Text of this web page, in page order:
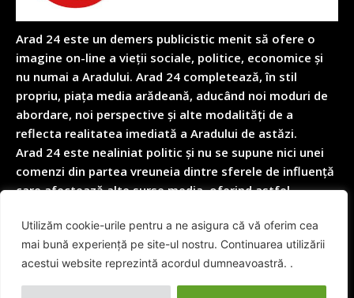
Utilizăm cookie-urile pentru a ne asigura că vă oferim cea
mai bună experiență pe site-ul nostru. Continuarea utilizării
acestui website reprezintă acordul dumneavoastră. .
Arad 24 este un demers publicistic menit să ofere o
imagine on-line a vieții sociale, politice, economice și
nu numai a Aradului. Arad 24 completează, în stil
propriu, piața media arădeană, aducând noi moduri de
abordare, noi perspective și alte modalități de a
reflecta realitatea imediată a Aradului de astăzi.
Arad 24 este nealiniat politic și nu se supune nici unei
comenzi din partea vreuneia dintre sferele de influență
care afectează alte surse media, oferind astfel
a realității cotidiene.